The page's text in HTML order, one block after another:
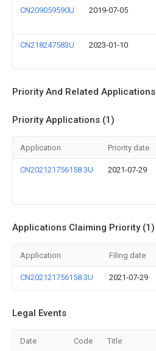
CN209059590U 2019-07-05
CN218247583U 2023-01-10
Priority And Related Applications
Priority Applications (1)
Application Priority date
CN202121756158.3U 2021-07-29
Applications Claiming Priority (1)
Application Filing date
CN202121756158.3U 2021-07-29
Legal Events
Date Code Title